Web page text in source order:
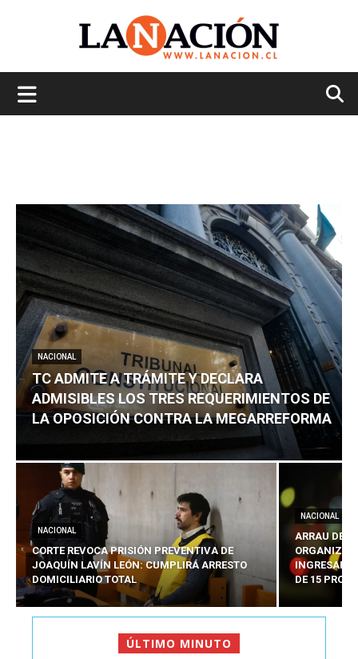
NACIONAL
TC ADMITE A TRÁMITE Y DECLARA
ADMISIBLES LOS TRES REQUERIMIENTOS DE
LA OPOSICIÓN CONTRA LA MEGARREFORMA
NACIONAL
CORTE REVOCA PRISIÓN PREVENTIVA DE
JOAQUÍN LAVÍN LEÓN: CUMPLIRÁ ARRESTO
DOMICILIARIO TOTAL
NACIONAL
ARRAU
INGRESARÁ
DE 15
ÚLTIMO MINUTO